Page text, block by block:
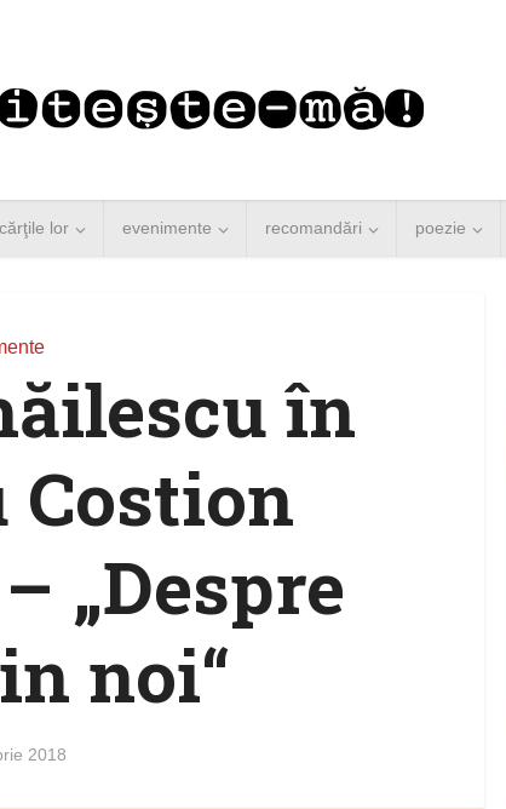
lor evenimente recomandări poezie
în
Costion
„Despre
noi“
2018